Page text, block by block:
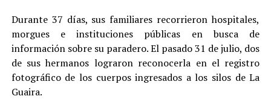
Durante 37 días, sus familiares recorrieron hospitales,
morgues e instituciones públicas en busca de
información sobre su paradero. El pasado 31 de julio, dos
de sus hermanos lograron reconocerla en el registro
fotográfico de los cuerpos ingresados a los silos de La
Guaira.